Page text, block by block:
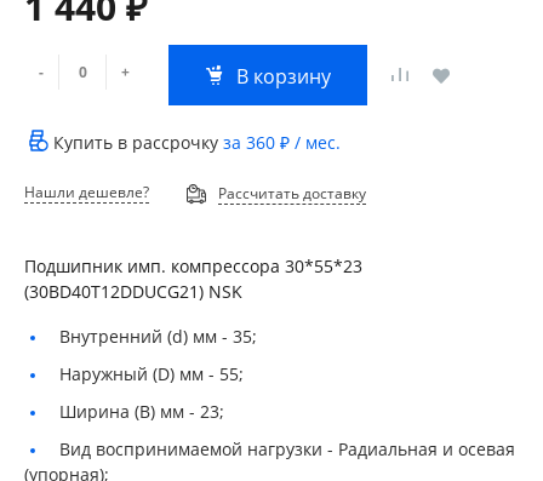
- + В корзину
Купить в рассрочку за 360 ₽ / мес.
Нашли дешевле? Рассчитать доставку
Подшипник имп. компрессора 30*55*23
(30BD40T12DDUCG21) NSK
Внутренний (d) мм - 35;
Наружный (D) мм - 55;
Ширина (B) мм - 23;
Вид воспринимаемой нагрузки - Радиальная и осевая
(упорная);